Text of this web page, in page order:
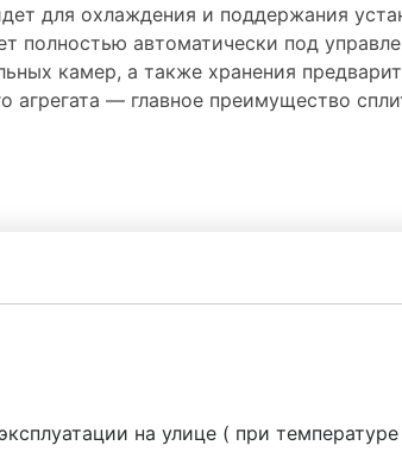
для охлаждения и поддержания
полностью автоматически под
камер, а также хранения
— главное преимущество
на улице ( при